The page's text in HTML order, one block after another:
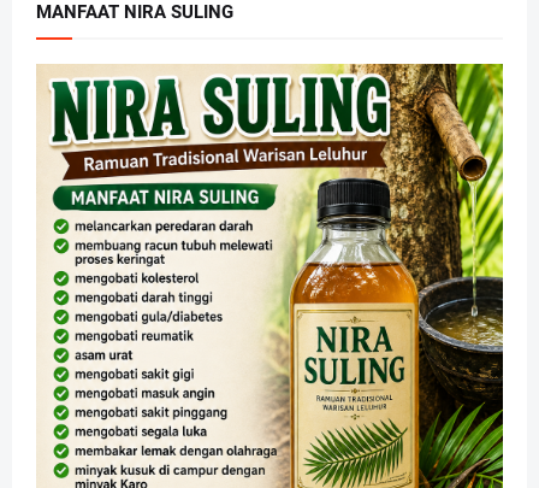
MANFAAT NIRA SULING